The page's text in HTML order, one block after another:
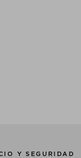
Y SEGURIDAD